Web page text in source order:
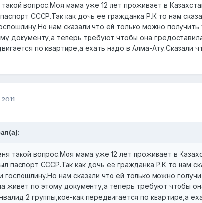
вопрос.Моя мама уже 12 лет проживает в
СССР.Так как дочь ее гражданка Р.К то нам
нам сказали что ей только можно
документу,а теперь требуют чтобы она
по квартире,а ехать надо в Алма-Ату.Сказали
такой вопрос.Моя мама уже 12 лет проживает в
паспорт СССР.Так как дочь ее гражданка Р.К то нам
госпошлину.Но нам сказали что ей только можно
живет по этому документу,а теперь требуют чтобы
2 группы,кое-как передвигается по квартире,а